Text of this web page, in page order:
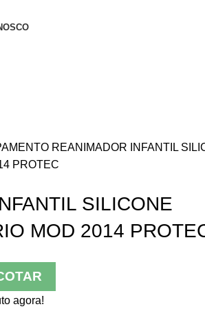
REANIMADOR INFANTIL
PROTEC
SILICONE
MOD 2014
agora!